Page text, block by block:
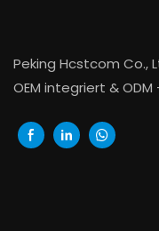
Peking Hcstcom Co.,
OEM integriert &